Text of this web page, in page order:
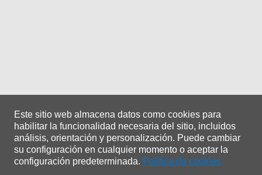
Este sitio web almacena datos como cookies para
habilitar la funcionalidad necesaria del sitio, incluidos
análisis, orientación y personalización. Puede cambiar
su configuración en cualquier momento o aceptar la
configuración predeterminada. Política de cookies